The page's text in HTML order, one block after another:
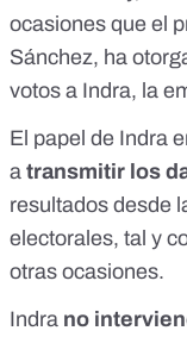
ocasiones que el
Sánchez, ha
votos a Indra, la
El papel de Indra
a transmitir los
resultados desde
electorales, tal y
otras ocasiones.
Indra no